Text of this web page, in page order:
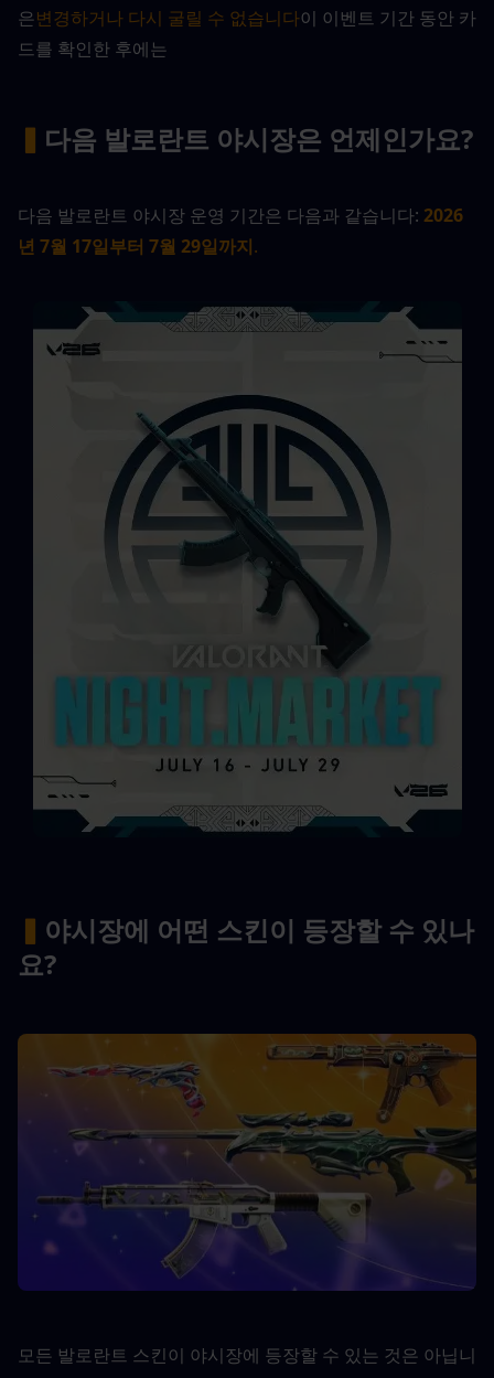
은변경하거나 다시 굴릴 수 없습니다이 이벤트 기간 동안 카
드를 확인한 후에는
▍ 다음 발로란트 야시장은 언제인가요?
다음 발로란트 야시장 운영 기간은 다음과 같습니다: 2026
년 7월 17일부터 7월 29일까지.
▍ 야시장에 어떤 스킨이 등장할 수 있나
요?
모든 발로란트 스킨이 야시장에 등장할 수 있는 것은 아닙니